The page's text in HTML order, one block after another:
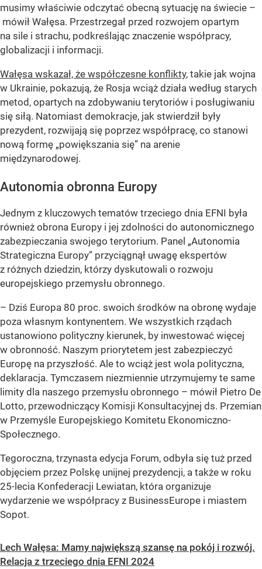
musimy właściwie odczytać obecną sytuację na świecie –
mówił Wałęsa. Przestrzegał przed rozwojem opartym
na sile i strachu, podkreślając znaczenie współpracy,
globalizacji i informacji.
Wałęsa wskazał, że współczesne konflikty, takie jak wojna
w Ukrainie, pokazują, że Rosja wciąż działa według starych
metod, opartych na zdobywaniu terytoriów i posługiwaniu
się siłą. Natomiast demokracje, jak stwierdził były
prezydent, rozwijają się poprzez współpracę, co stanowi
nową formę „powiększania się” na arenie
międzynarodowej.
Autonomia obronna Europy
Jednym z kluczowych tematów trzeciego dnia EFNI była
również obrona Europy i jej zdolności do autonomicznego
zabezpieczania swojego terytorium. Panel „Autonomia
Strategiczna Europy” przyciągnął uwagę ekspertów
z różnych dziedzin, którzy dyskutowali o rozwoju
europejskiego przemysłu obronnego.
– Dziś Europa 80 proc. swoich środków na obronę wydaje
poza własnym kontynentem. We wszystkich rządach
ustanowiono polityczny kierunek, by inwestować więcej
w obronność. Naszym priorytetem jest zabezpieczyć
Europę na przyszłość. Ale to wciąż jest wola polityczna,
deklaracja. Tymczasem niezmiennie utrzymujemy te same
limity dla naszego przemysłu obronnego – mówił Pietro De
Lotto, przewodniczący Komisji Konsultacyjnej ds. Przemian
w Przemyśle Europejskiego Komitetu Ekonomiczno-
Społecznego.
Tegoroczna, trzynasta edycja Forum, odbyła się tuż przed
objęciem przez Polskę unijnej prezydencji, a także w roku
25-lecia Konfederacji Lewiatan, która organizuje
wydarzenie we współpracy z BusinessEurope i miastem
Sopot.
Lech Wałęsa: Mamy największą szansę na pokój i rozwój.
Relacja z trzeciego dnia EFNI 2024